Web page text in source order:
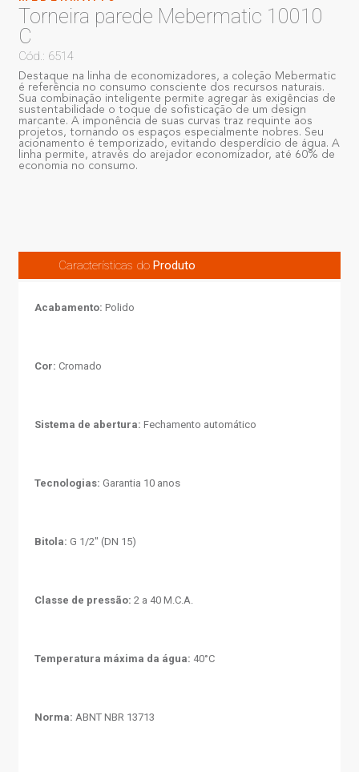
Torneira parede Mebermatic 10010
C
Cód.: 6514
Destaque na linha de economizadores, a coleção Mebermatic
é referência no consumo consciente dos recursos naturais.
Sua combinação inteligente permite agregar às exigências de
sustentabilidade o toque de sofisticação de um design
marcante. A imponência de suas curvas traz requinte aos
projetos, tornando os espaços especialmente nobres. Seu
acionamento é temporizado, evitando desperdício de água. A
linha permite, através do arejador economizador, até 60% de
economia no consumo.
Características doProduto
Acabamento: Polido
Cor: Cromado
Sistema de abertura: Fechamento automático
Tecnologias: Garantia 10 anos
Bitola: G 1/2" (DN 15)
Classe de pressão: 2 a 40 M.C.A.
Temperatura máxima da água: 40°C
Norma: ABNT NBR 13713